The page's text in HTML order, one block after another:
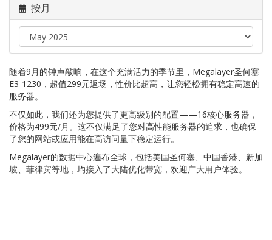
按月
随着9月的钟声敲响，在这个充满活力的季节里，Megalayer圣何塞
E3-1230，超值299元返场，性价比超高，让您轻松拥有稳定高速的
服务器。
不仅如此，我们还为您提供了更高级别的配置——16核心服务器，
价格为499元/月。这不仅满足了您对高性能服务器的追求，也确保
了您的网站或应用能在高访问量下稳定运行。
Megalayer的数据中心遍布全球，包括美国圣何塞、中国香港、新加
坡、菲律宾等地，均接入了大陆优化带宽，欢迎广大用户体验。